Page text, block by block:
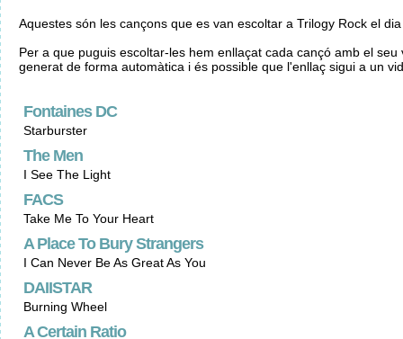
Aquestes són les cançons que es van escoltar a Trilogy Rock el
Per a que puguis escoltar-les hem enllaçat cada cançó amb el
generat de forma automàtica i és possible que l'enllaç sigui a un
Fontaines DC
Starburster
The Men
I See The Light
FACS
Take Me To Your Heart
A Place To Bury Strangers
I Can Never Be As Great As You
DAIISTAR
Burning Wheel
A Certain Ratio